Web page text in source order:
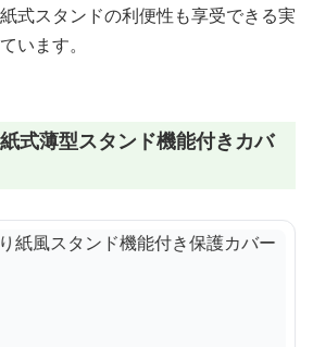
式スタンドの利便性も享受できる実
います。
式薄型スタンド機能付きカバ